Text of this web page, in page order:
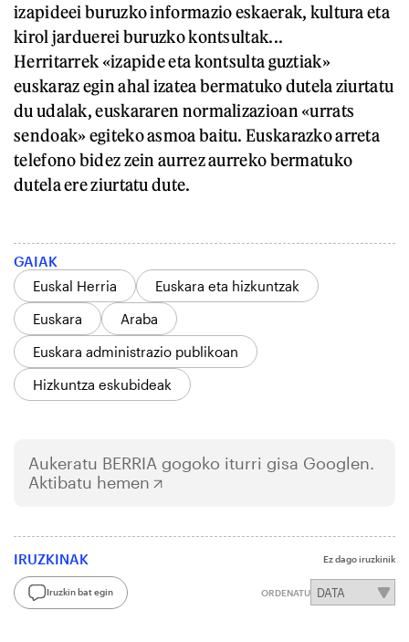
izapideei buruzko informazio eskaerak, kultura eta
kirol jarduerei buruzko kontsultak...
Herritarrek «izapide eta kontsulta guztiak»
euskaraz egin ahal izatea bermatuko dutela ziurtatu
du udalak, euskararen normalizazioan «urrats
sendoak» egiteko asmoa baitu. Euskarazko arreta
telefono bidez zein aurrez aurreko bermatuko
dutela ere ziurtatu dute.
GAIAK
Euskal Herria
Euskara eta hizkuntzak
Euskara
Araba
Euskara administrazio publikoan
Hizkuntza eskubideak
Aukeratu BERRIA gogoko iturri gisa Googlen.
Aktibatu hemen
IRUZKINAK Ez dago iruzkinik
Iruzkin bat egin ORDENATU